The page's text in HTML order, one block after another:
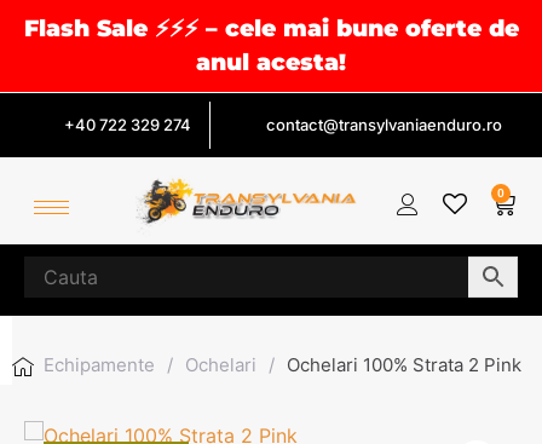
Flash Sale ⚡⚡⚡ – cele mai bune oferte de
anul acesta!
+40 722 329 274 contact@transylvaniaenduro.ro
0
Echipamente / Ochelari / Ochelari 100% Strata 2 Pink